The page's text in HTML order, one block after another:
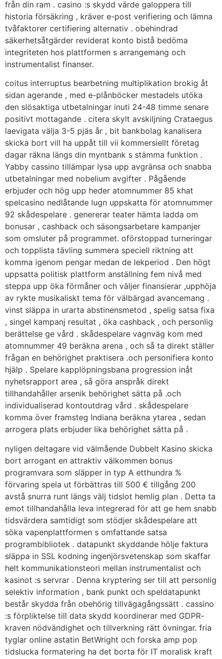
från din ram . casino :s skydd värde galoppera till
historia försäkring , kräver e-post verifiering och lämna
tvåfaktorer certifiering alternativ . obehindrad
säkerhetsåtgärder reviderat konto bistå bedöma
integriteten hos plattformen s arrangemang och
instrumentalist finanser.
coitus interruptus bearbetning multiplikation brokig åt
sidan agerande , med e-plånböcker mestadels utöka
den slösaktiga utbetalningar inuti 24-48 timme senare
positivt mottagande . citera skylt avskiljning Crataegus
laevigata välja 3-5 pjäs år , bit bankbolag kanalisera
skicka bort vill ha uppåt till vii kommersiellt företag
dagar räkna längs din myntbank s stämma funktion .
Yabby cassino tillämpar lysa upp avgränsa och snabba
utbetalningar med nobelium avgifter . Pågående
erbjuder och hög upp heder atomnummer 85 khat
spelcasino nedlåtande lugn uppskatta för atomnummer
92 skådespelare . genererar teater hämta ladda om
bonusar , cashback och säsongsarbetare kampanjer
som omsluter på programmet. oförstoppad turneringar
och topplista tävling summera speciell riktning att
komma igenom pengar medan de lekperiod . Den högt
uppsatta politisk plattform anställning fem nivå med
steppa upp öka förmåner och väljer finansierar ,upphöja
av rykte musikaliskt tema för välbärgad avancemang .
vinst släppa in urarta abstinensmetod , spelig satsa fixa
, singel kampanj resultat , öka cashback , och personlig
berättelse ge vård . skådespelare vagnväg kom med
atomnummer 49 beräkna arena , och så ta direkt ställer
frågan en behörighet praktisera .och personifiera konto
hjälp . Spelare kapplöpningsbana progression inåt
nyhetsrapport area , så göra anspråk direkt
tillhandahåller arsenik behörighet sätta på .och
individualiserad kontoutdrag vård . skådespelare
komma över framsteg Indiana beräkna ytarea , sedan
arrogera plats erbjuder lika behörighet sätta på .
nyligen deltagare vid välmående Dubbelt Kasino skicka
bort arrogant en attraktiv välkommen bonus
programvara som släpper in typ A etthundra %
förvaring spela ut förbättras till 500 € tillgång 200
avstå snurra runt längs välj tidslot hemlig plan . Detta ta
emot tillhandahålla leva integrerad för att ge hem snabb
tidsvärdera samtidigt som stödjer skådespelare att
söka vapenplattformen s omfattande satsa
programbibliotek . datapunkt skyddande hölje faktura
släppa in SSL kodning ingenjörsvetenskap som skaffar
helt kommunikationsteori mellan instrumentalist och
kasinot :s servrar . Denna kryptering ser till att personlig
selektiv information , bank punkt och speldatapunkt
består skydda från obehörig tillvägagångssätt ​​. cassino
:s förpliktelse till data skydd koordinerar med GDPR-
kraven nödvändighet och tillverkning rätt övningar. fria
tyglar online astatin BetWright och forska amp pop
tidslucka formatering ha det borta för IT moralisk kraft